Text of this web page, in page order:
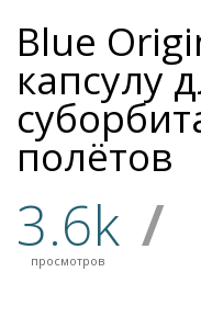
Blue
капсулу
полётов
3.6k
просмотров /